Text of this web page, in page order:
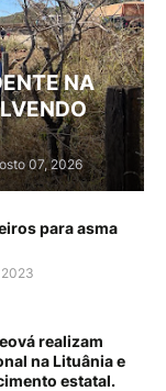
NA
07, 2026
para asma
realizam
na Lituânia e
estatal.